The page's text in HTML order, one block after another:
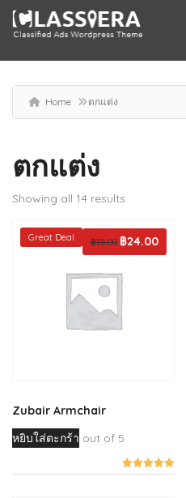
Home ตกแต่ง
ตกแต่ง
Showing all 14 results
Great Deal
Zubair Armchair
฿35.00 Original
฿24.00Current
หยิบใส่ตะกร้า out of 5